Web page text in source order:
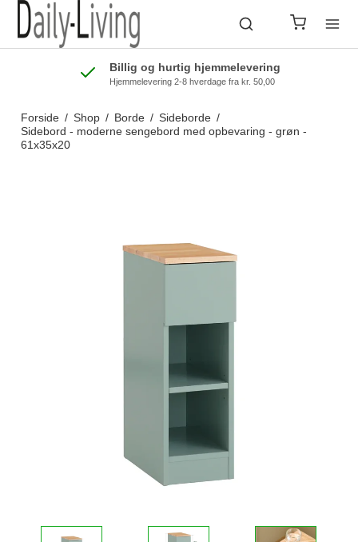
Billig og hurtig hjemmelevering
Hjemmelevering 2-8 hverdage fra kr. 50,00
Forside / Shop / Borde / Sideborde /
Sidebord - moderne sengebord med opbevaring - grøn -
61x35x20